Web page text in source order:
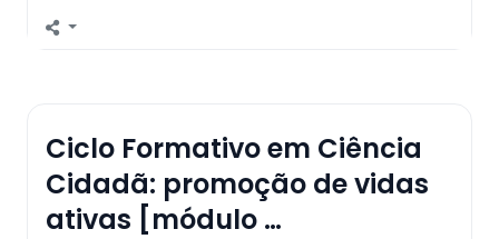
Ciclo Formativo em Ciência
Cidadã: promoção de vidas
ativas [módulo …